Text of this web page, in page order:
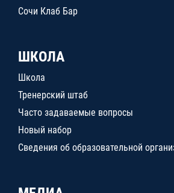
Сочи Клаб Бар
ШКОЛА
Школа
Тренерский штаб
Часто задаваемые вопросы
Новый набор
Сведения об образовательной